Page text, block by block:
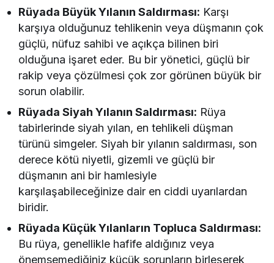
Rüyada Büyük Yılanın Saldırması: Karşı
karşıya olduğunuz tehlikenin veya düşmanın çok
güçlü, nüfuz sahibi ve açıkça bilinen biri
olduğuna işaret eder. Bu bir yönetici, güçlü bir
rakip veya çözülmesi çok zor görünen büyük bir
sorun olabilir.
Rüyada Siyah Yılanın Saldırması: Rüya
tabirlerinde siyah yılan, en tehlikeli düşman
türünü simgeler. Siyah bir yılanın saldırması, son
derece kötü niyetli, gizemli ve güçlü bir
düşmanın ani bir hamlesiyle
karşılaşabileceğinize dair en ciddi uyarılardan
biridir.
Rüyada Küçük Yılanların Topluca Saldırması:
Bu rüya, genellikle hafife aldığınız veya
önemsemediğiniz küçük sorunların birleşerek